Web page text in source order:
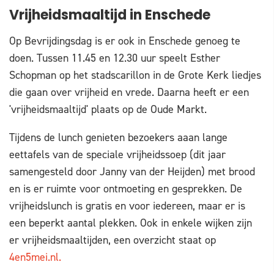
Vrijheidsmaaltijd in Enschede
Op Bevrijdingsdag is er ook in Enschede genoeg te
doen. Tussen 11.45 en 12.30 uur speelt Esther
Schopman op het stadscarillon in de Grote Kerk liedjes
die gaan over vrijheid en vrede. Daarna heeft er een
'vrijheidsmaaltijd' plaats op de Oude Markt.
Tijdens de lunch genieten bezoekers aaan lange
eettafels van de speciale vrijheidssoep (dit jaar
samengesteld door Janny van der Heijden) met brood
en is er ruimte voor ontmoeting en gesprekken. De
vrijheidslunch is gratis en voor iedereen, maar er is
een beperkt aantal plekken. Ook in enkele wijken zijn
er vrijheidsmaaltijden, een overzicht staat op
4en5mei.nl.